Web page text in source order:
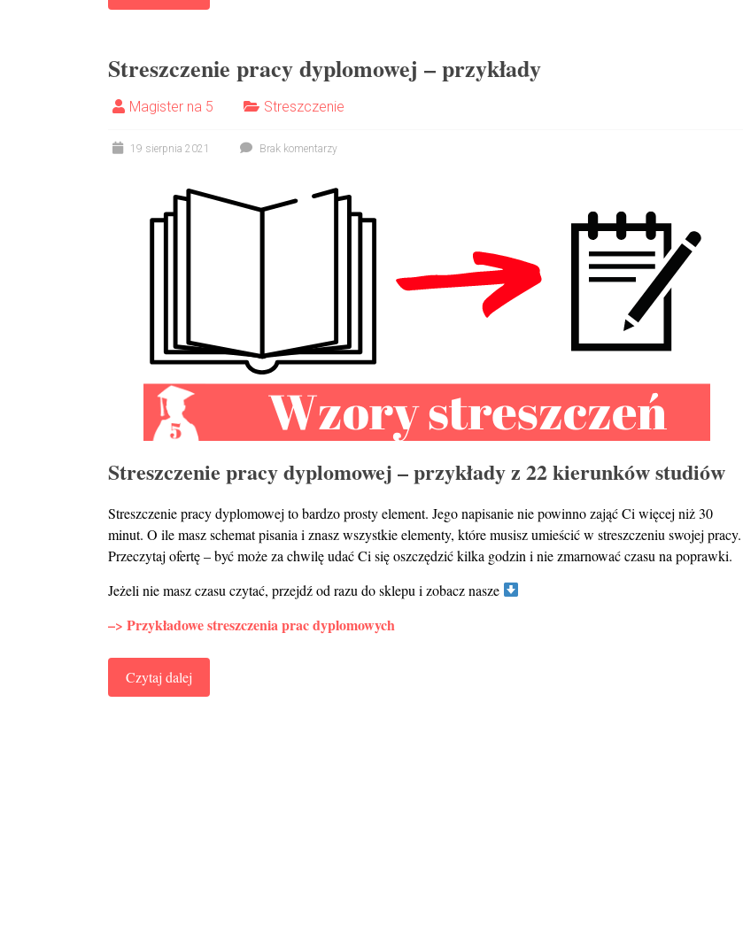
Streszczenie pracy dyplomowej – przykłady
Magister na 5 Streszczenie
19 sierpnia 2021 Brak komentarzy
Streszczenie pracy dyplomowej – przykłady z 22 kierunków studiów
Streszczenie pracy dyplomowej to bardzo prosty element. Jego napisanie nie powinno zająć Ci więcej niż 30
minut. O ile masz schemat pisania i znasz wszystkie elementy, które musisz umieścić w streszczeniu swojej pracy.
Przeczytaj ofertę – być może za chwilę udać Ci się oszczędzić kilka godzin i nie zmarnować czasu na poprawki.
Jeżeli nie masz czasu czytać, przejdź od razu do sklepu i zobacz nasze
–> Przykładowe streszczenia prac dyplomowych
Czytaj dalej